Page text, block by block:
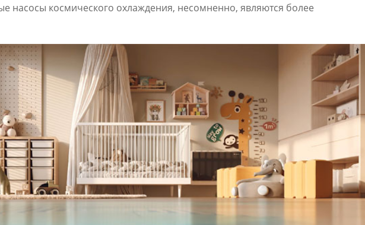
насосы космического охлаждения, несомненно, являются более